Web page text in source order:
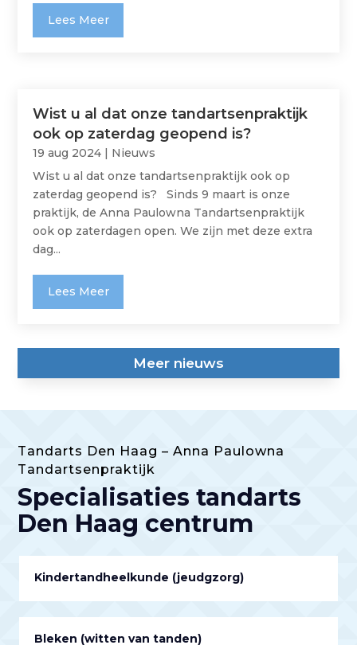
Lees Meer
Wist u al dat onze tandartsenpraktijk
ook op zaterdag geopend is?
19 aug 2024 | Nieuws
Wist u al dat onze tandartsenpraktijk ook op
zaterdag geopend is? Sinds 9 maart is onze
praktijk, de Anna Paulowna Tandartsenpraktijk
ook op zaterdagen open. We zijn met deze extra
dag...
Lees Meer
Meer nieuws
Tandarts Den Haag – Anna Paulowna
Tandartsenpraktijk
Specialisaties tandarts
Den Haag centrum
Kindertandheelkunde (jeudgzorg)
Bleken (witten van tanden)